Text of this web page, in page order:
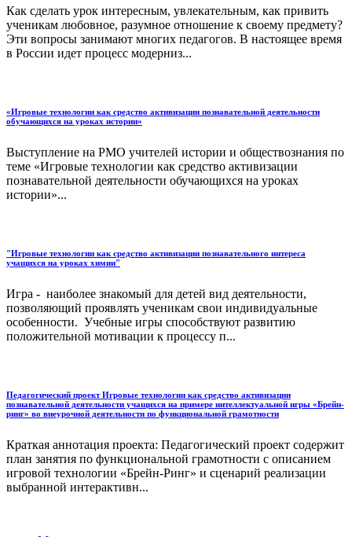
Как сделать урок интересным, увлекательным, как привить
ученикам любовное, разумное отношение к своему предмету?
Эти вопросы занимают многих педагогов. В настоящее время
в России идет процесс модерниз...
«Игровые технологии как средство активизации познавательной деятельности
обучающихся на уроках истории»
Выступление на РМО учителей истории и обществознания по
теме «Игровые технологии как средство активизации
познавательной деятельности обучающихся на уроках
истории»...
"Игровые технологии как средство активизации познавательного интереса
учащихся на уроках химии"
Игра - наиболее знакомый для детей вид деятельности,
позволяющий проявлять ученикам свои индивидуальные
особенности. Учебные игры способствуют развитию
положительной мотивации к процессу п...
Педагогический проект Игровые технологии как средство активизации
познавательной деятельности учащихся на примере интеллектуальной игры «Брейн-
ринг» во внеурочной деятельности по функциональной грамотности
Краткая аннотация проекта: Педагогический проект содержит
план занятия по функциональной грамотности с описанием
игровой технологии «Брейн-Ринг» и сценарий реализации
выбранной интерактивн...